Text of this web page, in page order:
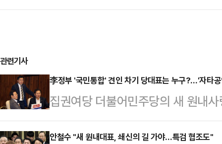
관련기사
李정부 '국민통합' 견인 차기 당대표는 누구?…'자타
집권여당 더불어민주당의 새 원내
이 선출된 가운데 정치권의 관심은
있다.14일 여권에 따르면, 민주당
안철수 "새 원내대표, 쇄신의 길 가야…특검 협조도"